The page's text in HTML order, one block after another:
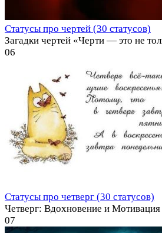
Статусы про чертей (30 статусов)
Загадки чертей «Черти — это не
06
Статусы про четверг (30 статусов)
Четверг: Вдохновение и
07